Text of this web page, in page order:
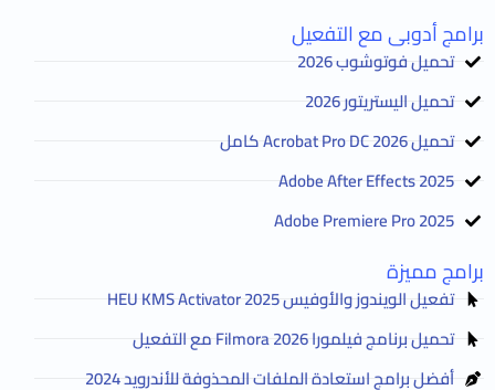
برامج أدوبى مع التفعيل
تحميل فوتوشوب 2026
تحميل اليستريتور 2026
تحميل Acrobat Pro DC 2026 كامل
Adobe After Effects 2025
Adobe Premiere Pro 2025
برامج مميزة
تفعيل الويندوز والأوفيس HEU KMS Activator 2025
تحميل برنامج فيلمورا Filmora 2026 مع التفعيل
أفضل برامج استعادة الملفات المحذوفة للأندرويد 2024